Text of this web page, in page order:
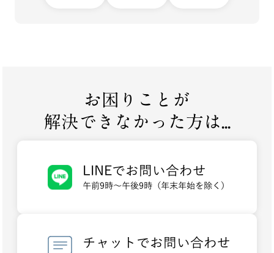
お困りことが
解決できなかった方は...
LINEでお問い合わせ
午前9時～午後9時（年末年始を除く）
チャットでお問い合わせ